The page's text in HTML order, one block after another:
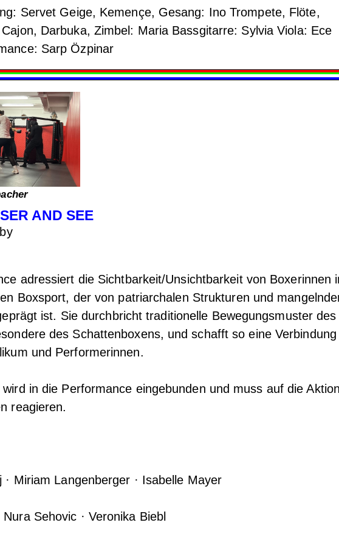
Servet Geige, Kemençe, Gesang: Ino Trompete, Flöte,
Darbuka, Zimbel: Maria Bassgitarre: Sylvia Viola: Ece
Sarp Özpinar
AND SEE
adressiert die Sichtbarkeit/Unsichtbarkeit von Boxerinnen
Boxsport, der von patriarchalen Strukturen und
ist. Sie durchbricht traditionelle Bewegungsmuster des
des Schattenboxens, und schafft so eine Verbindung
und Performerinnen.
in die Performance eingebunden und muss auf die
reagieren.
· Miriam Langenberger · Isabelle Mayer
Sehovic · Veronika Biebl